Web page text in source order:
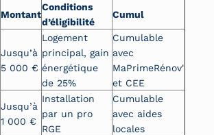
Montant
Conditions
d’éligibilité
Cumul
Jusqu’à
5 000 €
Logement
principal, gain
énergétique
de 25%
Cumulable
avec
MaPrimeRénov'
et CEE
Jusqu’à
1 000 €
Installation
par un pro
RGE
Cumulable
avec aides
locales